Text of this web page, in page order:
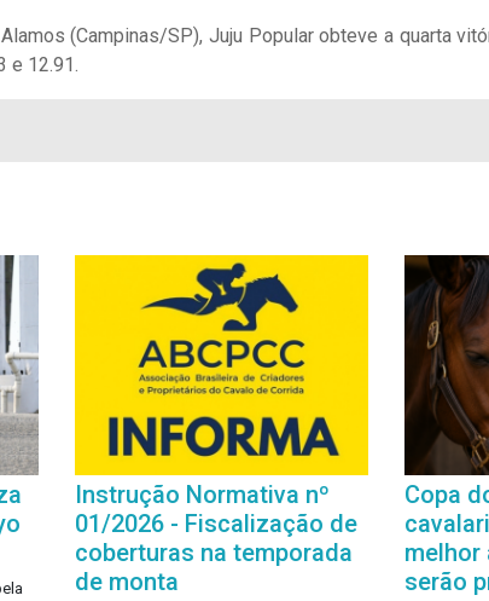
(Campinas/SP), Juju Popular obteve a quarta
e 12.91.
Instrução Normativa nº
01/2026 - Fiscalização de
coberturas na temporada
de monta
Copa
melhor
serão